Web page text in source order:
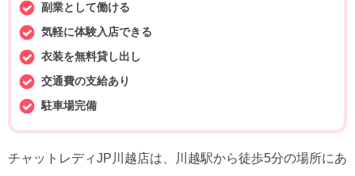
副業として働ける
気軽に体験入店できる
衣装を無料貸し出し
交通費の支給あり
駐車場完備
チャットレディJP川越店は、川越駅から徒歩5分の場所にあ